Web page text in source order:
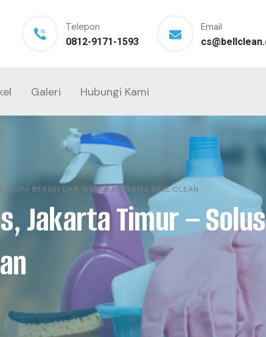
Telepon
0812-9171-1593
Email
Galeri Hubungi Kami
SOFA BERSIH DAN WANGI BERSAMA BELL CLEAN
Jakarta Timur –